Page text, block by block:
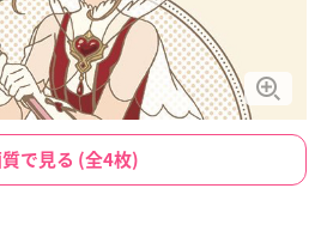
質で見る (全4枚)